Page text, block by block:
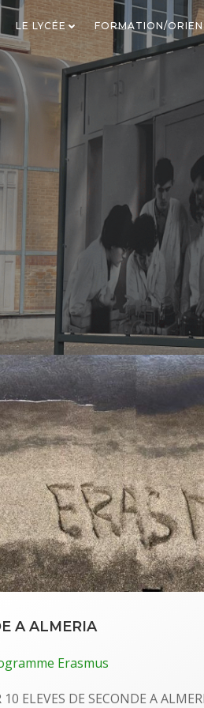
LE LYCÉE FORMATION/
A ALMERIA
Erasmus
10 ELEVES DE SECONDE A